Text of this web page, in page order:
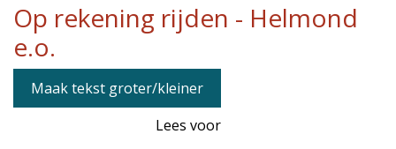
Op rekening rijden - Helmond
e.o.
Maak tekst groter/kleiner
Lees voor